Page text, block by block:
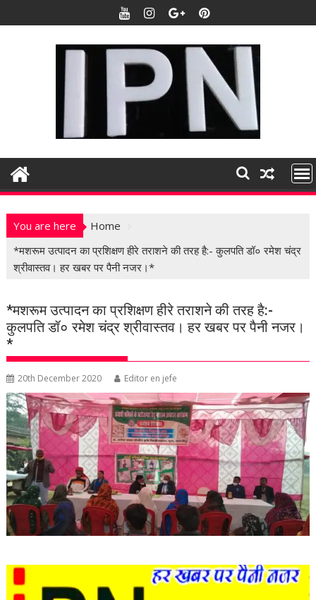
k
t
n
You are here
Home
*मशरूम उत्पादन का प्रशिक्षण हीरे तराशने की तरह है:- कुलपति डॉ० रमेश चंद्र
श्रीवास्तव। हर खबर पर पैनी नजर।*
*मशरूम उत्पादन का प्रशिक्षण हीरे तराशने की तरह है:-
कुलपति डॉ० रमेश चंद्र श्रीवास्तव। हर खबर पर पैनी नजर।
*
20th December 2020 Editor en jefe